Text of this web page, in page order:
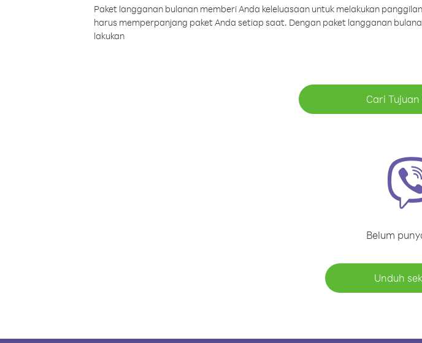
Paket langganan bulanan memberi Anda keleluasaan untuk melakukan
harus memperpanjang paket Anda setiap saat. Dengan paket langganan
lakukan
Cari
Belum
Unduh